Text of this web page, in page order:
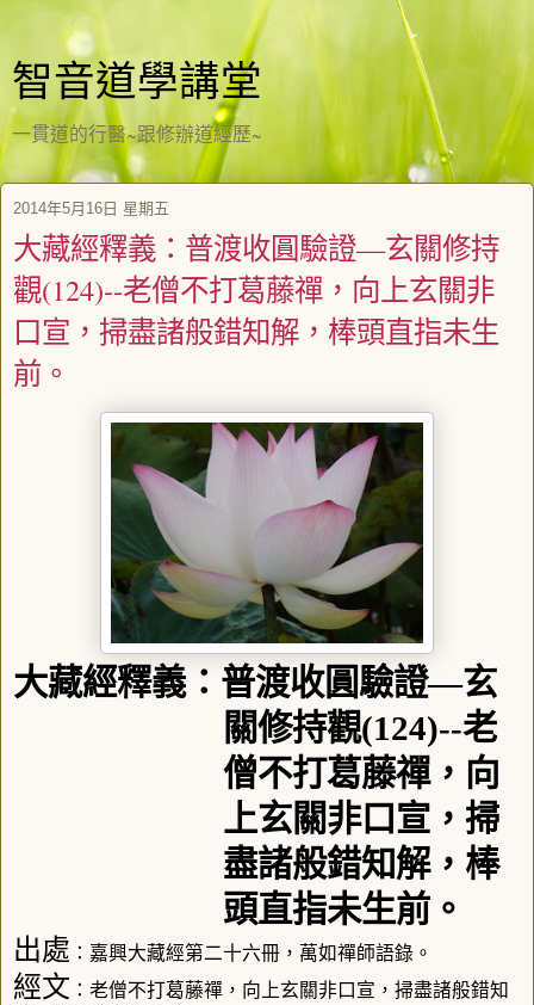
智音道學講堂
一貫道的行醫~跟修辦道經歷~
2014年5月16日 星期五
大藏經釋義：普渡收圓驗證—玄關修持
觀(124)--老僧不打葛藤禪，向上玄關非
口宣，掃盡諸般錯知解，棒頭直指未生
前。
大藏經釋義：普渡收圓驗證—玄
關修持觀(124)--老
僧不打葛藤禪，向
上玄關非口宣，掃
盡諸般錯知解，棒
頭直指未生前。
出處 ：嘉興大藏經第二十六冊，萬如禪師語錄。
經文 ： 老僧不打葛藤禪，向上玄關非口宣，掃盡諸般錯知